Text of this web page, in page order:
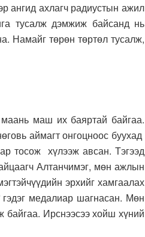
ангид ахлагч радиустын ажил
тусалж дэмжиж байсанд нь
Намайг төрөн төртөл тусалж,
маань маш их баяртай байгаа.
аймагт онгоцноос буухад
тосож хүлээж авсан. Тэгээд
Алтанчимэг, мөн ажлын
эрхийг хамгаалах
медалиар шагнасан. Мөн
байгаа. Ирснээсээ хойш хүний